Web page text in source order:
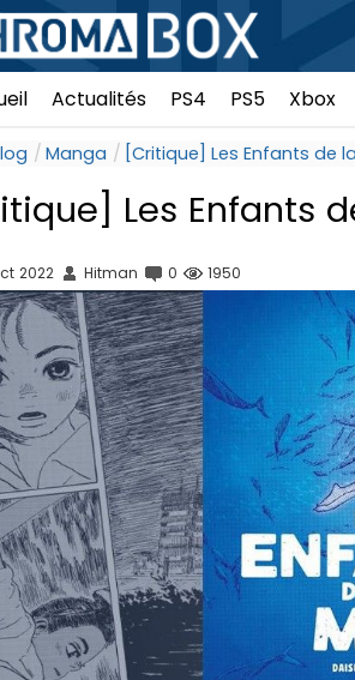
Actualités PS4 PS5 Xbox
Manga [Critique] Les Enfants de
Les Enfants
2022 Hitman 0 1950